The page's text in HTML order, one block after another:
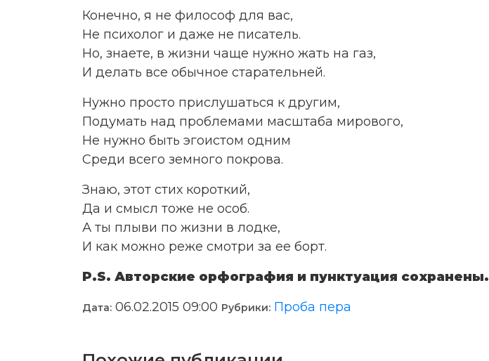
Конечно, я не философ для вас,
Не психолог и даже не писатель.
Но, знаете, в жизни чаще нужно жать на газ,
И делать все обычное старательней.
Нужно просто прислушаться к другим,
Подумать над проблемами масштаба мирового,
Не нужно быть эгоистом одним
Среди всего земного покрова.
Знаю, этот стих короткий,
Да и смысл тоже не особ.
А ты плыви по жизни в лодке,
И как можно реже смотри за ее борт.
P.S. Авторские орфография и пунктуация сохранены.
Дата: 06.02.2015 09:00 Рубрики: Проба пера